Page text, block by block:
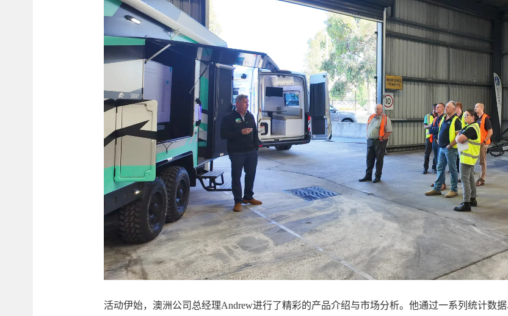
活动伊始，澳洲公司总经理Andrew进行了精彩的产品介绍与市场分析。他通过一系列统计数